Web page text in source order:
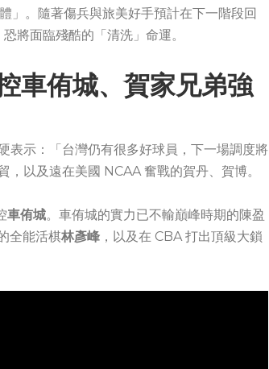
」。隨著傷兵與旅美好手預計在下一階段回
將面臨殘酷的「清洗」命運。
車侑城、賀家兄弟強
表示：「台灣仍有很多好球員，下一場調度將
以及遠在美國 NCAA 奮戰的賀丹、賀博。
車侑城。車侑城的實力已不輸巔峰時期的陳盈
全能活棋林彥峰 ，以及在 CBA 打出頂級大鎖